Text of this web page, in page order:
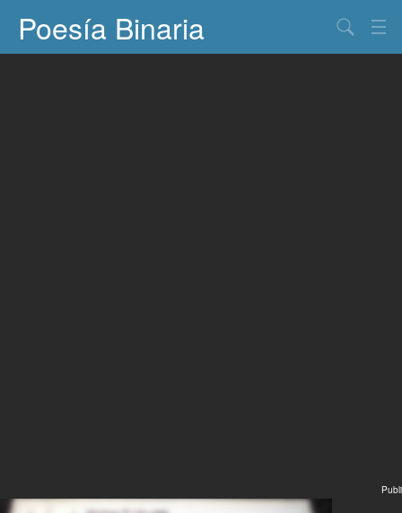
Poesía Binaria
Publi